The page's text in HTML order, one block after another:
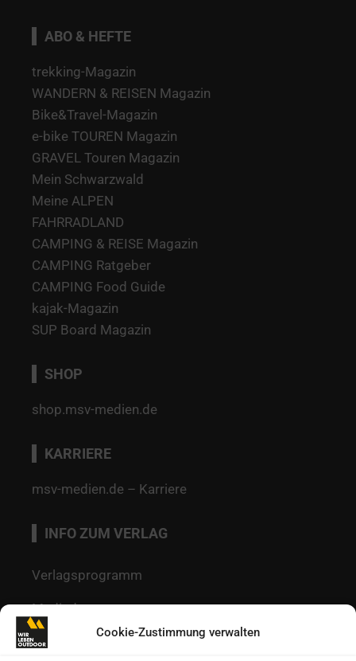
Cookie-Zustimmung verwalten
ABO & HEFTE
trekking-Magazin
WANDERN & REISEN Magazin
Bike&Travel-Magazin
e-bike TOUREN Magazin
GRAVEL Touren Magazin
Mein Schwarzwald
Meine ALPEN
FAHRRADLAND
CAMPING & REISE Magazin
CAMPING Ratgeber
CAMPING Food Guide
kajak-Magazin
SUP Board Magazin
SHOP
shop.msv-medien.de
KARRIERE
msv-medien.de – Karriere
INFO ZUM VERLAG
Verlagsprogramm
Mediadaten
Redaktion